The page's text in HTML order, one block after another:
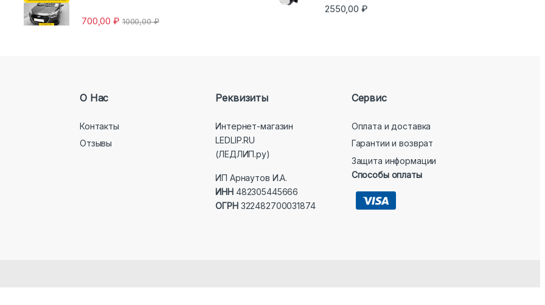
700,00₽ 1000,00₽
Оценка5.00
из 5
2550,00 ₽
О Нас
Контакты
Отзывы
Реквизиты
Интернет-магазин
LEDLIP.RU
(ЛЕДЛИП.ру)
ИП Арнаутов И.А.
ИНН482305445666
ОГРН322482700031874
Сервис
Оплата и доставка
Гарантии и возврат
Защита информации
Способы оплаты